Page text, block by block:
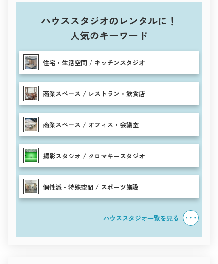
ハウススタジオのレンタルに！
人気のキーワード
住宅・生活空間 / キッチンスタジオ
商業スペース / レストラン・飲食店
商業スペース / オフィス・会議室
撮影スタジオ / クロマキースタジオ
個性派・特殊空間 / スポーツ施設
ハウススタジオ一覧を見る